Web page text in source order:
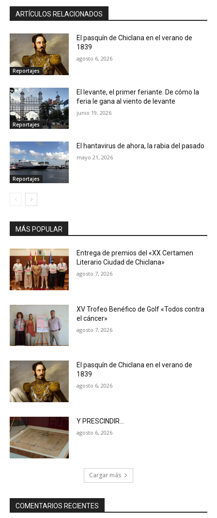
ARTÍCULOS RELACIONADOS
Reportajes
El pasquín de Chiclana en el verano de
1839
agosto 6, 2026
Reportajes
El levante, el primer feriante. De cómo la
feria le gana al viento de levante
junio 19, 2026
Reportajes
El hantavirus de ahora, la rabia del pasado
mayo 21, 2026
MÁS POPULAR
Entrega de premios del «XX Certamen
Literario Ciudad de Chiclana»
agosto 7, 2026
XV Trofeo Benéfico de Golf «Todos contra
el cáncer»
agosto 7, 2026
El pasquín de Chiclana en el verano de
1839
agosto 6, 2026
Y PRESCINDIR…
agosto 6, 2026
Cargar más
COMENTARIOS RECIENTES